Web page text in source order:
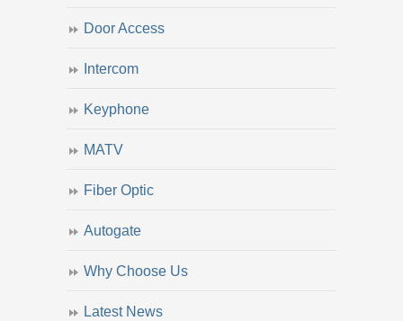
Door Access
Intercom
Keyphone
MATV
Fiber Optic
Autogate
Why Choose Us
Latest News